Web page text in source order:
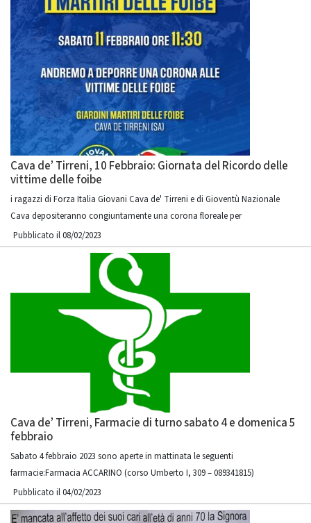
Cava de’ Tirreni, 10 Febbraio: Giornata del Ricordo delle
vittime delle foibe
i ragazzi di Forza Italia Giovani Cava de' Tirreni e di Gioventù Nazionale
Cava depositeranno congiuntamente una corona floreale per
Pubblicato il 08/02/2023
Cava de’ Tirreni, Farmacie di turno sabato 4 e domenica 5
febbraio
Sabato 4 febbraio 2023 sono aperte in mattinata le seguenti
farmacie:Farmacia ACCARINO (corso Umberto I, 309 – 089341815)
Pubblicato il 04/02/2023